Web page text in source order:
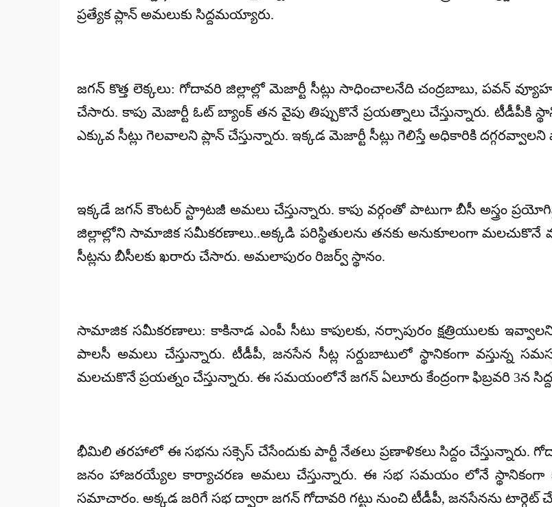
ప్రత్యేక ప్లాన్ అమలుకు సిద్దమయ్యారు.
జగన్ కొత్త లెక్కలు: గోదావరి జిల్లాల్లో మెజార్టీ సీట్లు సాధించాలనేది చంద్రబాబు, పవన్
చేసారు. కాపు మెజార్టీ ఓట్ బ్యాంక్ తన వైపు తిప్పుకొనే ప్రయత్నాలు చేస్తున్నారు. టీడీపీకి
ఎక్కువ సీట్లు గెలవాలని ప్లాన్ చేస్తున్నారు. ఇక్కడ మెజార్టీ సీట్లు గెలిస్తే అధికారికి
ఇక్కడే జగన్ కౌంటర్ స్ట్రాటజీ అమలు చేస్తున్నారు. కాపు వర్గంతో పాటుగా బీసీ అస్త్రం
జిల్లాల్లోని సామాజిక సమీకరణాలు..అక్కడి పరిస్థితులను తనకు అనుకూలంగా మలచుకొనే
సీట్లను బీసీలకు ఖరారు చేసారు. అమలాపురం రిజర్వ్ స్థానం.
సామాజిక సమీకరణాలు: కాకినాడ ఎంపీ సీటు కాపులకు, నర్సాపురం క్షత్రియులకు
పాలసీ అమలు చేస్తున్నారు. టీడీపీ, జనసేన సీట్ల సర్దుబాటులో స్థానికంగా వస్తున్న
మలచుకొనే ప్రయత్నం చేస్తున్నారు. ఈ సమయంలోనే జగన్ ఏలూరు కేంద్రంగా ఫిబ్రవరి 3న
భీమిలి తరహాలో ఈ సభను సక్సెస్ చేసేందుకు పార్టీ నేతలు ప్రణాళికలు సిద్దం
జనం హాజరయ్యేల కార్యాచరణ అమలు చేస్తున్నారు. ఈ సభ సమయం లోనే స్థానికంగా
సమాచారం. అక్కడ జరిగే సభ ద్వారా జగన్ గోదావరి గట్టు నుంచి టీడీపీ, జనసేనను టార్గెట్